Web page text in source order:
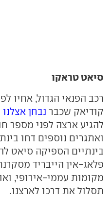
סיאט טראקו
רכב הפנאי הגדול, אחיו
קודיאק שכבר נבחן אצלנו
להגיע ארצה לפני מספר
ואתגרים נוספים דחו
בינתיים הספיקה סיאט
מקומות עממי-אירופי,
תסלול את דרכו לארצנו.